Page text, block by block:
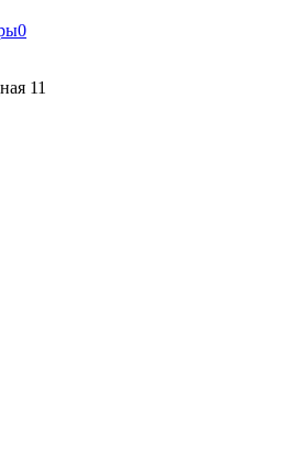
0
11